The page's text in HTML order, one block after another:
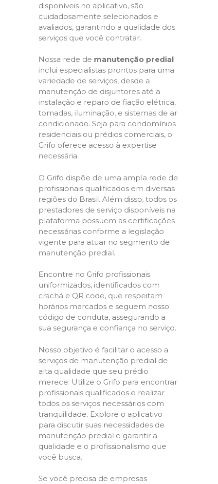
disponíveis no aplicativo, são
cuidadosamente selecionados e
avaliados, garantindo a qualidade dos
serviços que você contratar.
Nossa rede de manutenção predial
inclui especialistas prontos para uma
variedade de serviços, desde a
manutenção de disjuntores até a
instalação e reparo de fiação elétrica,
tomadas, iluminação, e sistemas de ar
condicionado. Seja para condomínios
residenciais ou prédios comerciais, o
Grifo oferece acesso à expertise
necessária.
O Grifo dispõe de uma ampla rede de
profissionais qualificados em diversas
regiões do Brasil. Além disso, todos os
prestadores de serviço disponíveis na
plataforma possuem as certificações
necessárias conforme a legislação
vigente para atuar no segmento de
manutenção predial.
Encontre no Grifo profissionais
uniformizados, identificados com
crachá e QR code, que respeitam
horários marcados e seguem nosso
código de conduta, assegurando a
sua segurança e confiança no serviço.
Nosso objetivo é facilitar o acesso a
serviços de manutenção predial de
alta qualidade que seu prédio
merece. Utilize o Grifo para encontrar
profissionais qualificados e realizar
todos os serviços necessários com
tranquilidade. Explore o aplicativo
para discutir suas necessidades de
manutenção predial e garantir a
qualidade e o profissionalismo que
você busca.
Se você precisa de empresas